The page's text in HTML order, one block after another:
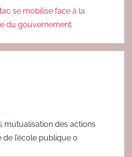
se mobilise face à la
du gouvernement
mutualisation des actions
l’école publique 0